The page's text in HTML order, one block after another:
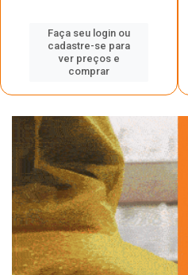
Faça seu login ou
cadastre-se para
ver preços e
comprar